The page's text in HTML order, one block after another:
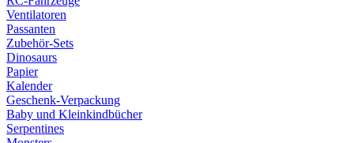
Ventilatoren
Passanten
Zubehör-Sets
Dinosaurs
Papier
Kalender
Geschenk-Verpackung
Baby und Kleinkindbücher
Serpentines